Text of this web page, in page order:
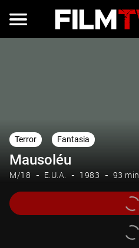
Terror Fantasia
Mausoléu
M/18 E.U.A. 1983 93 min